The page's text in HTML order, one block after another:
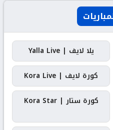
يلا لايف | Yalla Live
كورة لايف | Kora Live
كورة ستار | Kora Star